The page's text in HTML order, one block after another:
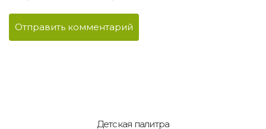
Отправить комментарий
Детская палитра